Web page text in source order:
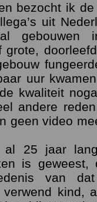
bezocht ik
uit
gebouwen
grote,
uur
kwaliteit
andere
geen video
25 jaar
is
van
kind,